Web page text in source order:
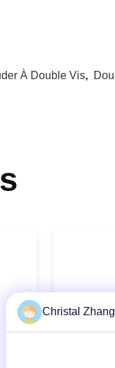
À Double Vis,
Christal Zhang